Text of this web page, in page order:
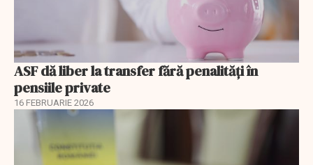
ASF dă liber la transfer fără penalități în
pensiile private
16 FEBRUARIE 2026